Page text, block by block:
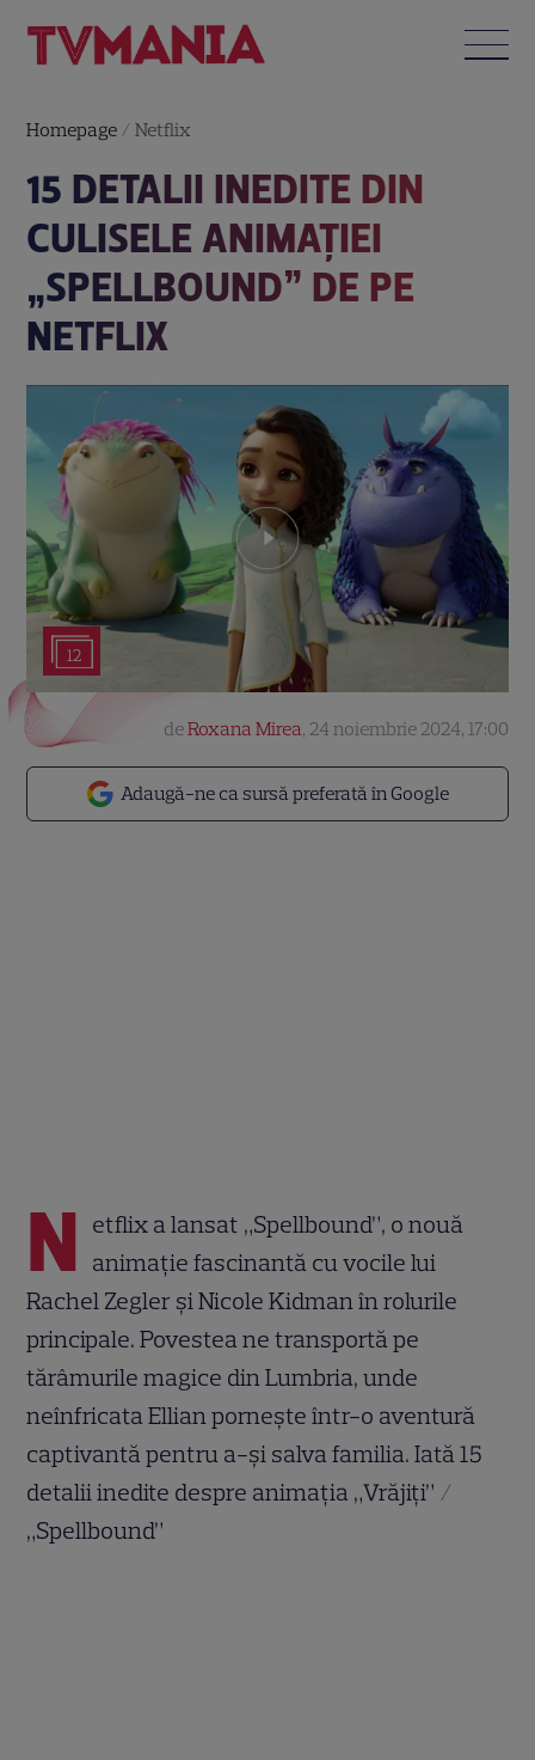
Homepage /Netflix
15 DETALII INEDITE DIN
CULISELE ANIMAȚIEI
„SPELLBOUND” DE PE
NETFLIX
12
Adaugă-ne ca sursă preferată în Google
deRoxana Mirea, 24 noiembrie 2024, 17:00
N etflix a lansat „Spellbound”, o nouă
animație fascinantă cu vocile lui
Rachel Zegler și Nicole Kidman în rolurile
principale. Povestea ne transportă pe
tărâmurile magice din Lumbria, unde
neînfricata Ellian pornește într-o aventură
captivantă pentru a-și salva familia. Iată 15
detalii inedite despre animația „Vrăjiți” /
„Spellbound”